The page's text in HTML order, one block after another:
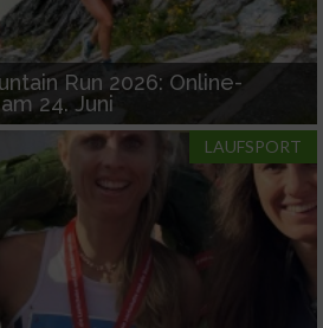
Run 2026: Online-
24. Juni
LAUFSPORT